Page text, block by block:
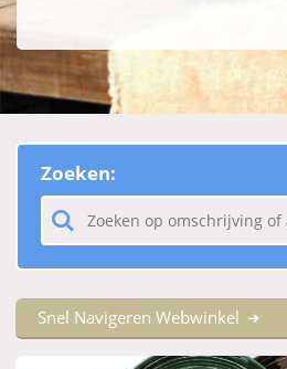
Zoeken:
Snel Navigeren Webwinkel